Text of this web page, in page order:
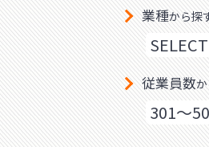
業種から探
従業員数